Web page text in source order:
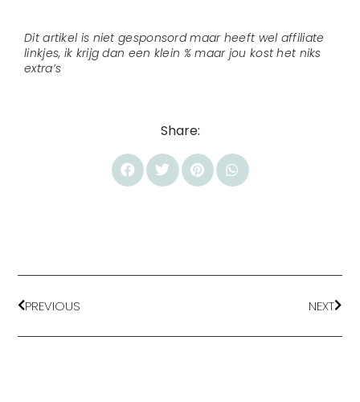
Dit artikel is niet gesponsord maar heeft wel affiliate
linkjes, ik krijg dan een klein % maar jou kost het niks
extra’s
Share:
PREVIOUS NEXT